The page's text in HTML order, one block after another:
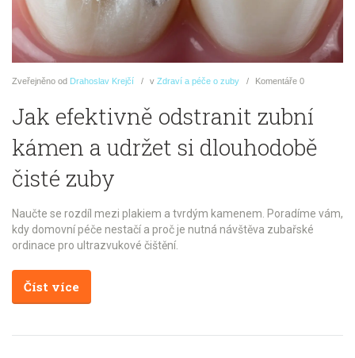
Zveřejněno od Drahoslav Krejčí v Zdraví a péče o zuby Komentáře 0
Jak efektivně odstranit zubní
kámen a udržet si dlouhodobě
čisté zuby
Naučte se rozdíl mezi plakiem a tvrdým kamenem. Poradíme vám,
kdy domovní péče nestačí a proč je nutná návštěva zubařské
ordinace pro ultrazvukové čištění.
Číst více